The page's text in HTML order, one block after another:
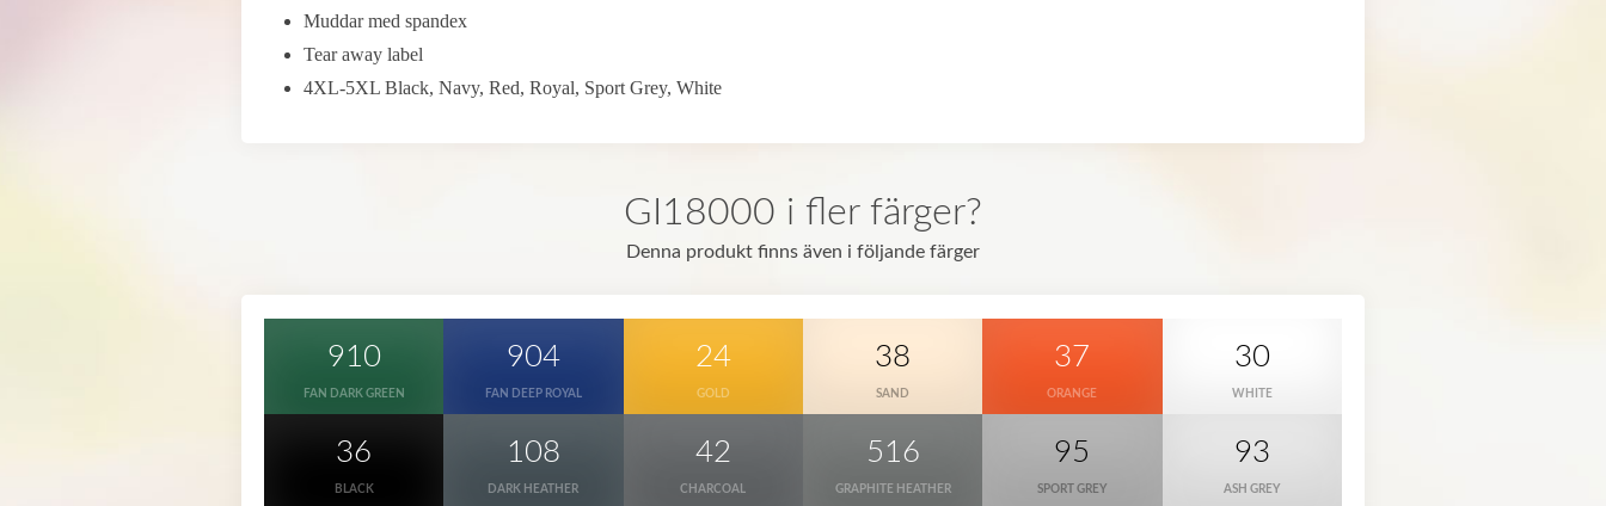
Muddar med spandex
Tear away label
4XL-5XL Black, Navy, Red, Royal, Sport Grey, White
GI18000 i fler färger?
Denna produkt finns även i följande färger
910
FAN DARK GREEN
904
FAN DEEP ROYAL
24
GOLD
38
SAND
37
ORANGE
30
WHITE
36
BLACK
108
DARK HEATHER
42
CHARCOAL
516
GRAPHITE HEATHER
95
SPORT GREY
93
ASH GREY